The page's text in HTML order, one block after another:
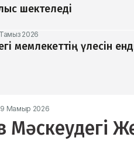
шектеледі
2026
мемлекеттің үлесін
Мамыр 2026
Мәскеудегі